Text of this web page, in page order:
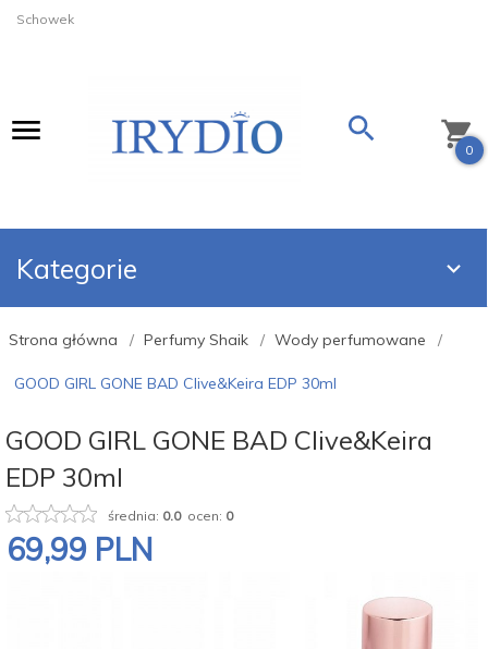
Schowek
0
Kategorie
Strona główna Perfumy Shaik Wody perfumowane
GOOD GIRL GONE BAD Clive&Keira EDP 30ml
GOOD GIRL GONE BAD Clive&Keira
EDP 30ml
średnia: 0.0ocen: 0
69,99 PLN